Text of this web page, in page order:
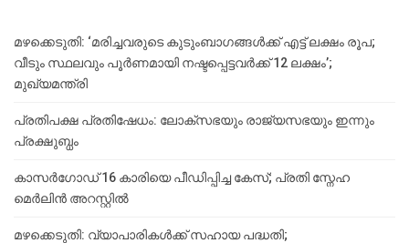
മഴക്കെടുതി: ‘മരിച്ചവരുടെ കുടുംബാഗങ്ങൾക്ക് എട്ട് ലക്ഷം രൂപ;
വീടും സ്ഥലവും പൂർണമായി നഷ്ടപ്പെട്ടവർക്ക് 12 ലക്ഷം’;
മുഖ്യമന്ത്രി
പ്രതിപക്ഷ പ്രതിഷേധം: ലോക്സഭയും രാജ്യസഭയും ഇന്നും
പ്രക്ഷുബ്ധം
കാസർഗോഡ് 16 കാരിയെ പീഡിപ്പിച്ച കേസ്; പ്രതി സ്നേഹ
മെർലിൻ അറസ്റ്റിൽ
മഴക്കെടുതി: വ്യാപാരികൾക്ക് സഹായ പദ്ധതി;